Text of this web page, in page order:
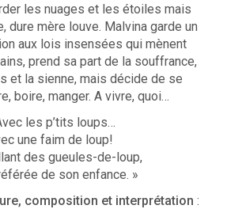
les nuages et les étoiles mais
dure mère louve. Malvina garde un
aux lois insensées qui mènent
prend sa part de la souffrance,
et la sienne, mais décide de se
boire, manger. A vivre, quoi…
les p’tits loups…
une faim de loup!
des gueules-de-loup,
de son enfance. »
composition et interprétation :